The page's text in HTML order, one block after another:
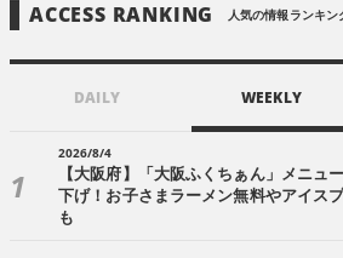
ACCESS RANKING 人気の情報ランキン
DAILY WEEKLY
2026/8/4
【大阪府】「大阪ふくちぁん」メニュ
下げ！お子さまラーメン無料やアイス
も